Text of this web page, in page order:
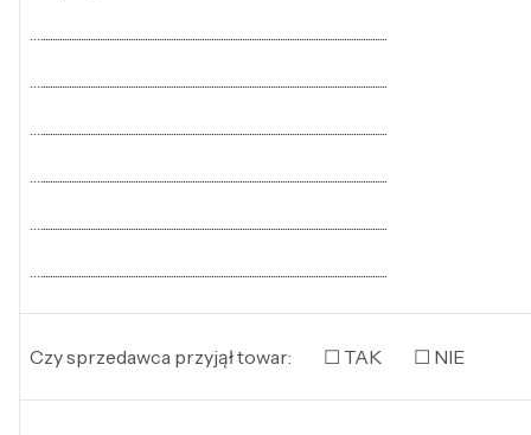
…..................................................................................................................................................
…..................................................................................................................................................
…..................................................................................................................................................
…..................................................................................................................................................
…..................................................................................................................................................
…..................................................................................................................................................
Czy sprzedawca przyjął towar: ☐ TAK ☐ NIE